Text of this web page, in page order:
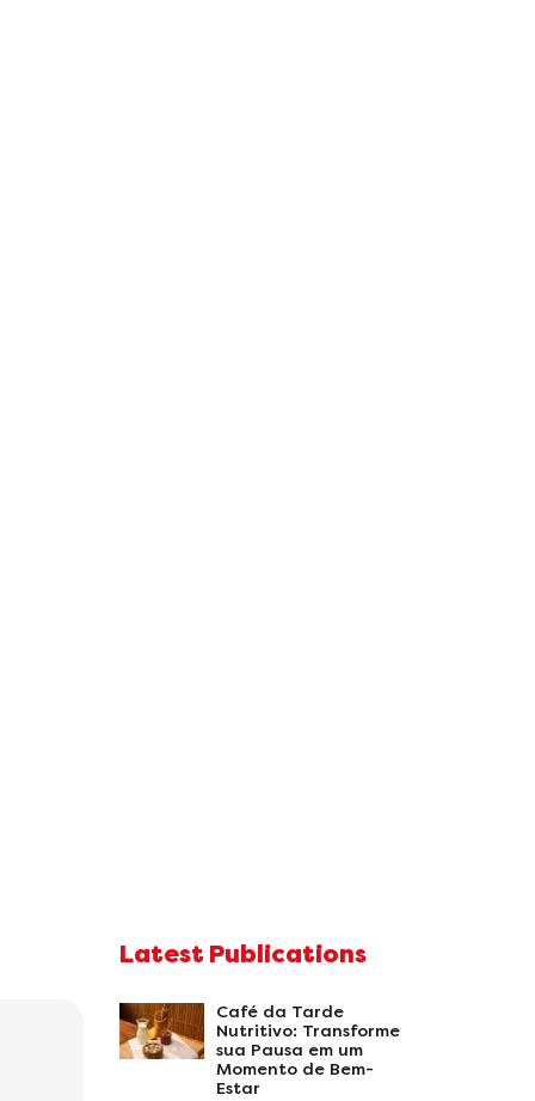
Latest Publications
Café da Tarde
Nutritivo: Transforme
sua Pausa em um
Momento de Bem-
Estar